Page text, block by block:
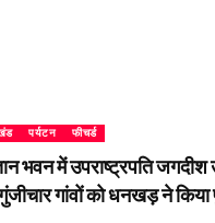
पर्यटन फीचर्ड
भवन में उपराष्ट्रपति
गुंजीचार गांवों को धनखड़ ने